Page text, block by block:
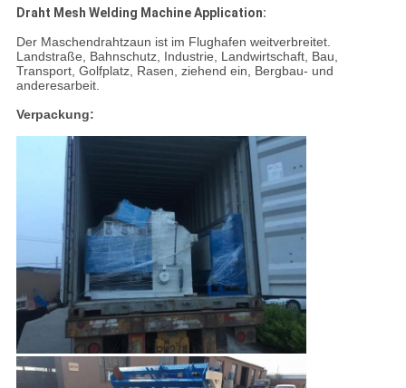
Draht Mesh Welding Machine Application:
Der Maschendrahtzaun ist im Flughafen weitverbreitet.
Landstraße, Bahnschutz, Industrie, Landwirtschaft, Bau,
Transport, Golfplatz, Rasen, ziehend ein, Bergbau- und
anderesarbeit.
Verpackung: